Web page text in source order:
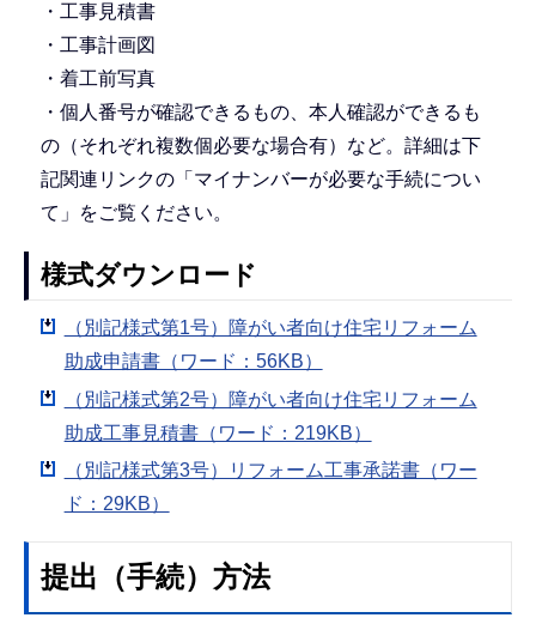
・工事見積書
・工事計画図
・着工前写真
・個人番号が確認できるもの、本人確認ができるも
の（それぞれ複数個必要な場合有）など。詳細は下
記関連リンクの「マイナンバーが必要な手続につい
て」をご覧ください。
様式ダウンロード
（別記様式第1号）障がい者向け住宅リフォーム
助成申請書（ワード：56KB）
（別記様式第2号）障がい者向け住宅リフォーム
助成工事見積書（ワード：219KB）
（別記様式第3号）リフォーム工事承諾書（ワー
ド：29KB）
提出（手続）方法